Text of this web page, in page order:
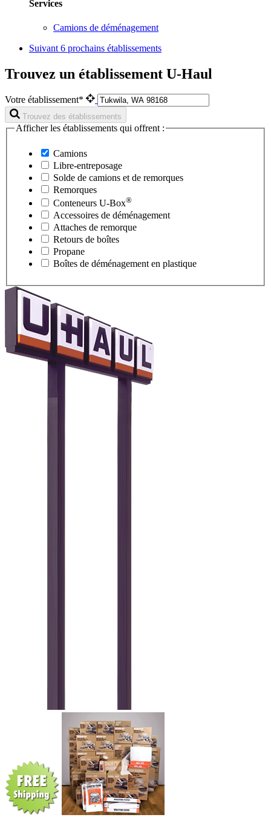
Services
Camions de déménagement
Suivant 6 prochains établissements
Trouvez un établissement U-Haul
Votre établissement*
Trouvez des établissements
Afficher les établissements qui offrent :
Camions
Libre-entreposage
Solde de camions et de remorques
Remorques
Conteneurs U-Box®
Accessoires de déménagement
Attaches de remorque
Retours de boîtes
Propane
Boîtes de déménagement en plastique